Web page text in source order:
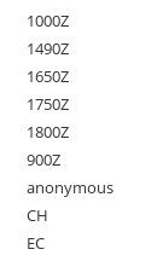
1000Z
1490Z
1650Z
1750Z
1800Z
900Z
anonymous
CH
EC